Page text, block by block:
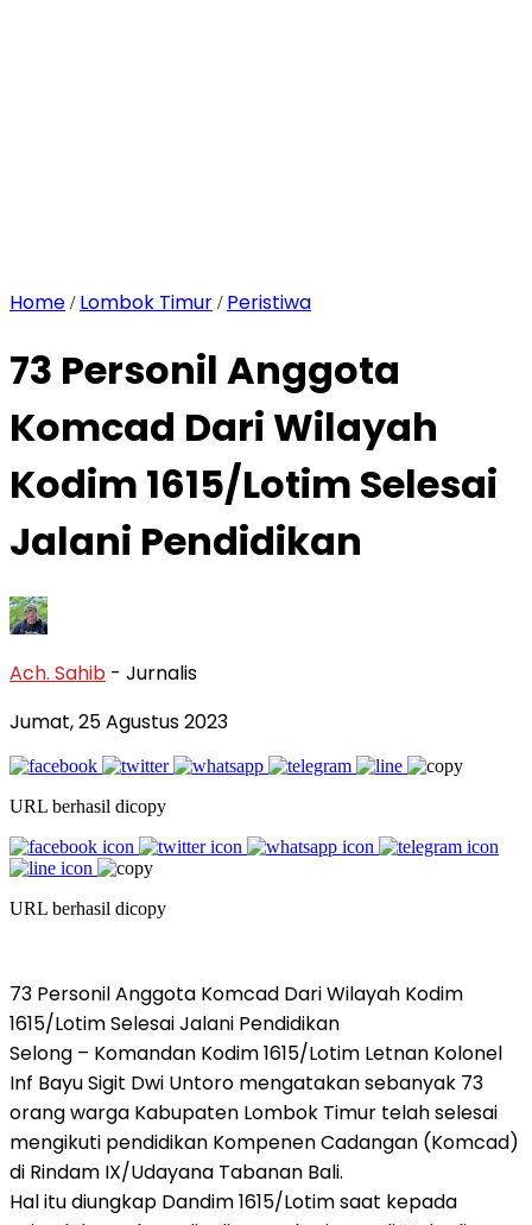
Home / Lombok Timur / Peristiwa
73 Personil Anggota
Komcad Dari Wilayah
Kodim 1615/Lotim Selesai
Jalani Pendidikan
Ach. Sahib - Jurnalis
Jumat, 25 Agustus 2023
URL berhasil dicopy
URL berhasil dicopy
73 Personil Anggota Komcad Dari Wilayah Kodim
1615/Lotim Selesai Jalani Pendidikan
Selong – Komandan Kodim 1615/Lotim Letnan Kolonel
Inf Bayu Sigit Dwi Untoro mengatakan sebanyak 73
orang warga Kabupaten Lombok Timur telah selesai
mengikuti pendidikan Kompenen Cadangan (Komcad)
di Rindam IX/Udayana Tabanan Bali.
Hal itu diungkap Dandim 1615/Lotim saat kepada